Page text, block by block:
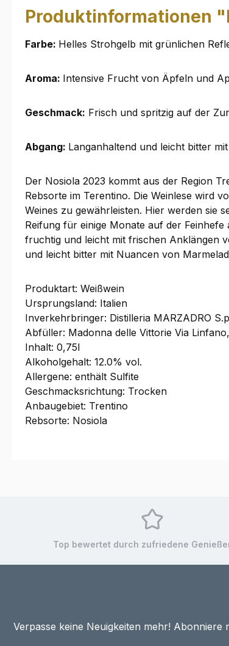
Produktinformationen
Farbe: Helles Strohgelb mit grünlichen
Aroma: Intensive Frucht von Äpfeln und
Geschmack: Frisch und spritzig auf der
Abgang: Langanhaltend und leicht bitter
Der Nosiola 2023 kommt aus der Region
Rebsorte im Terentino. Die Weinlese wird
Weines zu gewährleisten. Hier werden sie
Reifung für einige Monate auf der
fruchtig und leicht mit frischen Anklängen
und leicht bitter mit Nuancen von
Produktart: Weißwein
Ursprungsland: Italien
Inverkehrbringer: Distilleria MARZADRO
Abfüller: Madonna delle Vittorie Via
Inhalt: 0,75l
Alkoholgehalt: 12.0% vol.
Allergene: enthält Sulfite
Geschmacksrichtung: Trocken
Anbaugebiet: Trentino
Rebsorte: Nosiola
Top bewertet durch zufriedene
Verpasse keine Neuigkeiten mehr!